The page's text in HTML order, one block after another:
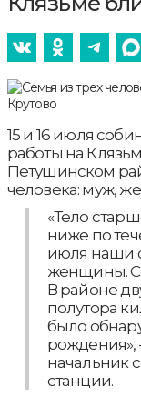
15 и 16 июля
работы на
Петушинском
человека: муж,
«Тело
ниже по
июля наши
женщины.
В районе
полутора
было
рождения»,
начальник
станции.